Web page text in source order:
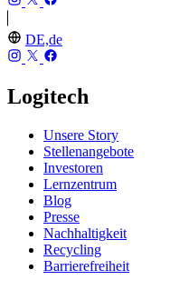
DE,de
Logitech
Unsere Story
Stellenangebote
Investoren
Lernzentrum
Blog
Presse
Nachhaltigkeit
Recycling
Barrierefreiheit